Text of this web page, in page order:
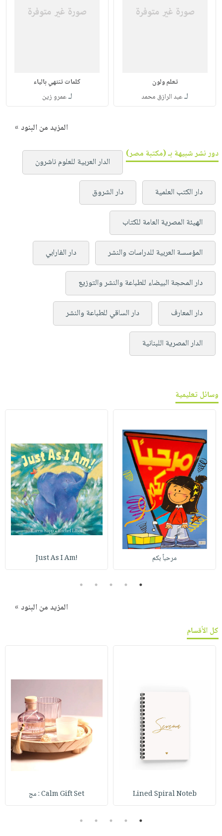
تعلم ولون
لـعبد الرازق محمد
كلمات تنتهي بالياء
لـعمرو زين
المزيد من البنود »
دور نشر شبيهة بـ (مكتبة مصر)
الدار العربية للعلوم ناشرون
دار الكتب العلمية دار الشروق
الهيئة المصرية العامة للكتاب
المؤسسة العربية للدراسات والنشر دار الفارابي
دار المحجة البيضاء للطباعة والنشر والتوزيع
دار المعارف دار الساقي للطباعة والنشر
الدار المصرية اللبنانية
وسائل تعليمية
مرحباً بكم !Just As I Am
1
2
3
4
5
المزيد من البنود »
كل الأقسام
Lined Spiral Noteb Calm Gift Set : مج
1
2
3
4
5